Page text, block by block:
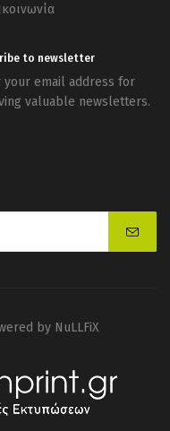
to newsletter
your email address for
valuable newsletters.
by NuLLFiX